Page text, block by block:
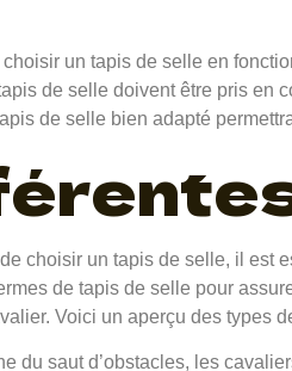
choisir un tapis de selle en
de selle doivent être pris en
de selle bien adapté
de choisir un tapis de selle, il
de tapis de selle pour
Voici un aperçu des types
du saut d’obstacles, les